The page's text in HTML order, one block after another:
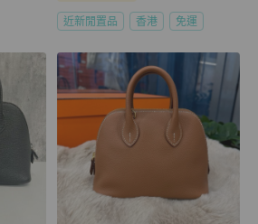
近新閒置品 香港 免運